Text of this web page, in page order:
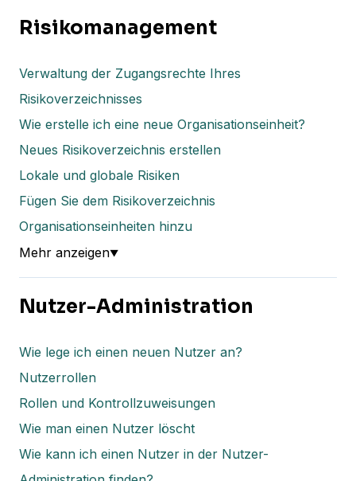
Risikomanagement
Verwaltung der Zugangsrechte Ihres
Risikoverzeichnisses
Wie erstelle ich eine neue Organisationseinheit?
Neues Risikoverzeichnis erstellen
Lokale und globale Risiken
Fügen Sie dem Risikoverzeichnis
Organisationseinheiten hinzu
Mehr anzeigen▼
Nutzer-Administration
Wie lege ich einen neuen Nutzer an?
Nutzerrollen
Rollen und Kontrollzuweisungen
Wie man einen Nutzer löscht
Wie kann ich einen Nutzer in der Nutzer-